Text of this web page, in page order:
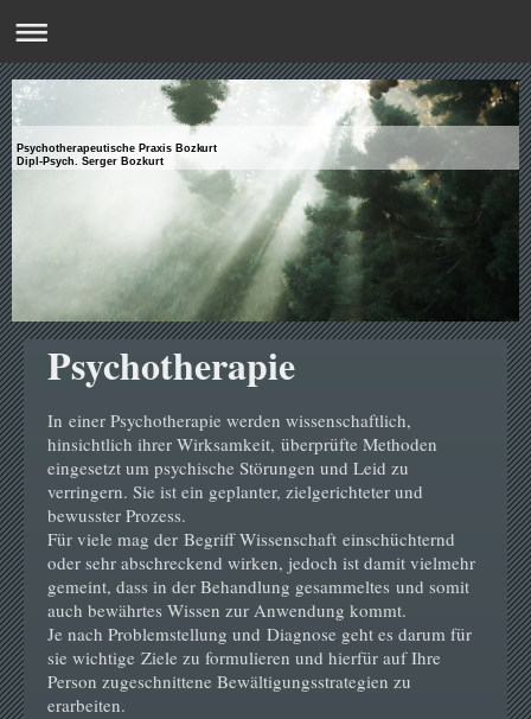
Psychotherapeutische Praxis Bozkurt
Dipl-Psych. Serger Bozkurt
Psychotherapie
In einer Psychotherapie werden wissenschaftlich,
hinsichtlich ihrer Wirksamkeit, überprüfte Methoden
eingesetzt um psychische Störungen und Leid zu
verringern. Sie ist ein geplanter, zielgerichteter und
bewusster Prozess.
Für viele mag der Begriff Wissenschaft einschüchternd
oder sehr abschreckend wirken, jedoch ist damit vielmehr
gemeint, dass in der Behandlung gesammeltes und somit
auch bewährtes Wissen zur Anwendung kommt.
Je nach Problemstellung und Diagnose geht es darum für
sie wichtige Ziele zu formulieren und hierfür auf Ihre
Person zugeschnittene Bewältigungsstrategien zu
erarbeiten.